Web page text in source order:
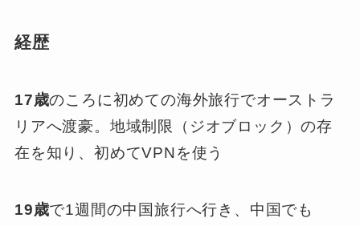
経歴
17歳のころに初めての海外旅行でオーストラ
リアへ渡豪。地域制限（ジオブロック）の存
在を知り、初めてVPNを使う
19歳で1週間の中国旅行へ行き、中国でも